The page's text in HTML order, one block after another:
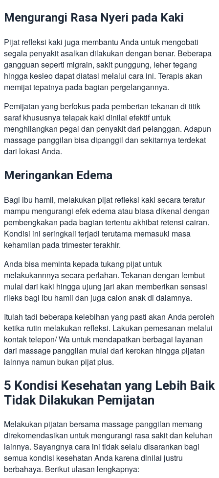
Mengurangi Rasa Nyeri pada Kaki
Pijat refleksi kaki juga membantu Anda untuk mengobati
segala penyakit asalkan dilakukan dengan benar. Beberapa
gangguan seperti migrain, sakit punggung, leher tegang
hingga kesleo dapat diatasi melalui cara ini. Terapis akan
memijat tepatnya pada bagian pergelangannya.
Pemijatan yang berfokus pada pemberian tekanan di titik
saraf khususnya telapak kaki dinilai efektif untuk
menghilangkan pegal dan penyakit dari pelanggan. Adapun
massage panggilan bisa dipanggil dan sekitarnya terdekat
dari lokasi Anda.
Meringankan Edema
Bagi ibu hamil, melakukan pijat refleksi kaki secara teratur
mampu mengurangi efek edema atau biasa dikenal dengan
pembengkakan pada bagian tertentu akhibat retensi cairan.
Kondisi ini seringkali terjadi terutama memasuki masa
kehamilan pada trimester terakhir.
Anda bisa meminta kepada tukang pijat untuk
melakukannnya secara perlahan. Tekanan dengan lembut
mulai dari kaki hingga ujung jari akan memberikan sensasi
rileks bagi ibu hamil dan juga calon anak di dalamnya.
Itulah tadi beberapa kelebihan yang pasti akan Anda peroleh
ketika rutin melakukan refleksi. Lakukan pemesanan melalui
kontak telepon/ Wa untuk mendapatkan berbagai layanan
dari massage panggilan mulai dari kerokan hingga pijatan
lainnya namun bukan pijat plus.
5 Kondisi Kesehatan yang Lebih Baik
Tidak Dilakukan Pemijatan
Melakukan pijatan bersama massage panggilan memang
direkomendasikan untuk mengurangi rasa sakit dan keluhan
lainnya. Sayangnya cara ini tidak selalu disarankan bagi
semua kondisi kesehatan Anda karena dinilai justru
berbahaya. Berikut ulasan lengkapnya: